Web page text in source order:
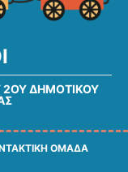
2ΟΥ ΔΗΜΟΤΙΚΟΎ
ΟΜΑΔΑ